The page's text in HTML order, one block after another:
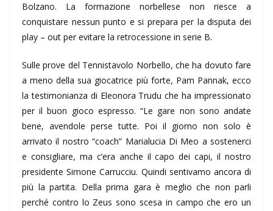
Bolzano. La formazione norbellese non riesce a
conquistare nessun punto e si prepara per la disputa dei
play – out per evitare la retrocessione in serie B.
Sulle prove del Tennistavolo Norbello, che ha dovuto fare
a meno della sua giocatrice più forte, Pam Pannak, ecco
la testimonianza di Eleonora Trudu che ha impressionato
per il buon gioco espresso. “Le gare non sono andate
bene, avendole perse tutte. Poi il giorno non solo è
arrivato il nostro “coach” Marialucia Di Meo a sostenerci
e consigliare, ma c’era anche il capo dei capi, il nostro
presidente Simone Carrucciu. Quindi sentivamo ancora di
più la partita. Della prima gara è meglio che non parli
perché contro lo Zeus sono scesa in campo che ero un